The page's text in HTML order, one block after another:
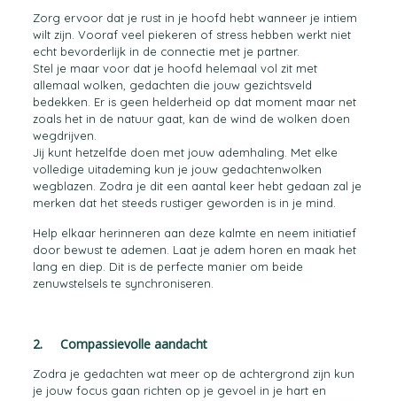
Zorg ervoor dat je rust in je hoofd hebt wanneer je intiem
wilt zijn. Vooraf veel piekeren of stress hebben werkt niet
echt bevorderlijk in de connectie met je partner.
Stel je maar voor dat je hoofd helemaal vol zit met
allemaal wolken, gedachten die jouw gezichtsveld
bedekken. Er is geen helderheid op dat moment maar net
zoals het in de natuur gaat, kan de wind de wolken doen
wegdrijven.
Jij kunt hetzelfde doen met jouw ademhaling. Met elke
volledige uitademing kun je jouw gedachtenwolken
wegblazen. Zodra je dit een aantal keer hebt gedaan zal je
merken dat het steeds rustiger geworden is in je mind.
Help elkaar herinneren aan deze kalmte en neem initiatief
door bewust te ademen. Laat je adem horen en maak het
lang en diep. Dit is de perfecte manier om beide
zenuwstelsels te synchroniseren.
2. Compassievolle aandacht
Zodra je gedachten wat meer op de achtergrond zijn kun
je jouw focus gaan richten op je gevoel in je hart en